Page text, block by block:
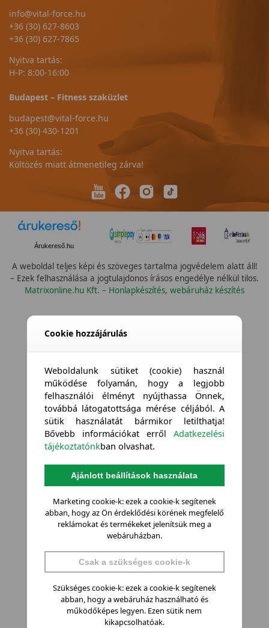
info@vital-force.hu
+36 (30) 627-8603
+36 (30) 627-7865
Nyitva tartás:
H-P: 8:00-16:00
Budapest – Fitness szaküzlet
budapest@vital-force.hu
+36 (30) 430-1201
Nyitva tartás:
Költözés miatt átmenetileg zárva!
Árukereső.hu
A weboldal teljes képi és szöveges tartalma jogvédelem alatt áll!
– Ezek felhasználása a jogtulajdonos írásos engedélye nélkül tilos.
Matrixonline.hu Kft. – Honlapkészítés, webáruház készítés
Cookie hozzájárulás
Weboldalunk sütiket (cookie) használ
működése folyamán, hogy a legjobb
felhasználói élményt nyújthassa Önnek,
továbbá látogatottsága mérése céljából. A
sütik használatát bármikor letilthatja!
Bővebb információkat errőlAdatkezelési
tájékoztatónkban olvashat.
Ajánlott beállítások használata
Marketing cookie-k: ezek a cookie-k segítenek
abban, hogy az Ön érdeklődési körének megfelelő
reklámokat és termékeket jelenítsük meg a
webáruházban.
Csak a szükséges cookie-k
Szükséges cookie-k: ezek a cookie-k segítenek
abban, hogy a webáruház használható és
működőképes legyen. Ezen sütik nem
kikapcsolhatóak.